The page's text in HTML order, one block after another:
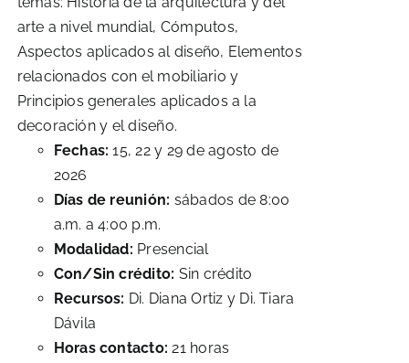
arte a nivel mundial, Cómputos,
Aspectos aplicados al diseño, Elementos
relacionados con el mobiliario y
Principios generales aplicados a la
decoración y el diseño.
Fechas:15, 22 y 29 de agosto de
2026
Días de reunión: sábados de 8:00
a.m. a 4:00 p.m.
Modalidad: Presencial
Con/Sin crédito: Sin crédito
Recursos: Di. Diana Ortiz y Di. Tiara
Dávila
Horas contacto: 21 horas